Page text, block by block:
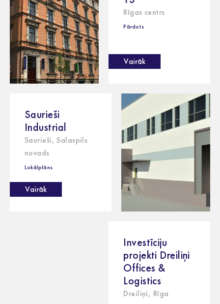
Rīgas centrs
Pārdots
Vairāk
Saurieši
Industrial
Saurieši, Salaspils
novads
Lokālplāns
Vairāk
Investīciju
projekti Dreiliņi
Offices &
Logistics
Dreiliņi, Rīga